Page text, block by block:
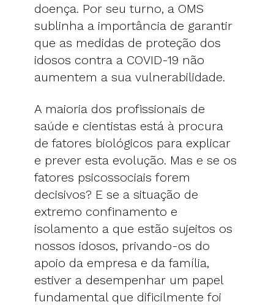
doença. Por seu turno, a OMS
sublinha a importância de garantir
que as medidas de proteção dos
idosos contra a COVID-19 não
aumentem a sua vulnerabilidade.
A maioria dos profissionais de
saúde e cientistas está à procura
de fatores biológicos para explicar
e prever esta evolução. Mas e se os
fatores psicossociais forem
decisivos? E se a situação de
extremo confinamento e
isolamento a que estão sujeitos os
nossos idosos, privando-os do
apoio da empresa e da família,
estiver a desempenhar um papel
fundamental que dificilmente foi